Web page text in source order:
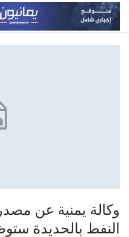
وكالة يمنية عن
النفط بالحديدة